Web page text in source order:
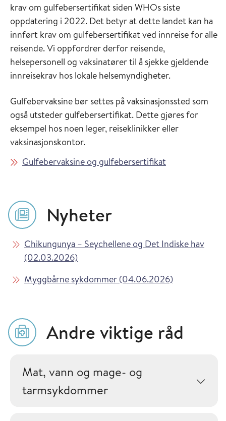
krav om gulfebersertifikat siden WHOs siste
oppdatering i 2022. Det betyr at dette landet kan ha
innført krav om gulfebersertifikat ved innreise for alle
reisende. Vi oppfordrer derfor reisende,
helsepersonell og vaksinatører til å sjekke gjeldende
innreisekrav hos lokale helsemyndigheter.
Gulfebervaksine bør settes på vaksinasjonssted som
også utsteder gulfebersertifikat. Dette gjøres for
eksempel hos noen leger, reiseklinikker eller
vaksinasjonskontor.
Gulfebervaksine og gulfebersertifikat
Nyheter
Les mer om
Chikungunya – Seychellene og Det Indiske hav
(02.03.2026)i Vaksinasjonsveilederen
Les mer om
Myggbårne sykdommer (04.06.2026)i
Andre viktige råd
Mat, vann og mage- og
tarmsykdommer